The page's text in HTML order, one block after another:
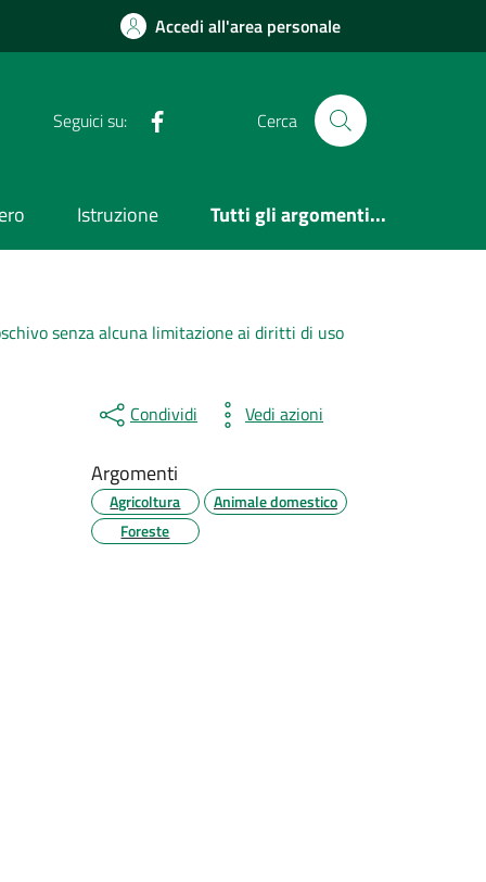
Accedi all'area personale
Seguici su: Cerca
Istruzione Tutti gli argomenti...
senza alcuna limitazione ai diritti di uso
Condividi Vedi azioni
Argomenti
Agricoltura
Animale domestico
Foreste